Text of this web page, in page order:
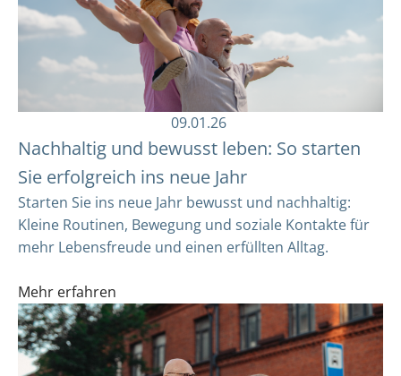
09.01.26
Nachhaltig und bewusst leben: So starten
Sie erfolgreich ins neue Jahr
Starten Sie ins neue Jahr bewusst und nachhaltig:
Kleine Routinen, Bewegung und soziale Kontakte für
mehr Lebensfreude und einen erfüllten Alltag.
Mehr erfahren